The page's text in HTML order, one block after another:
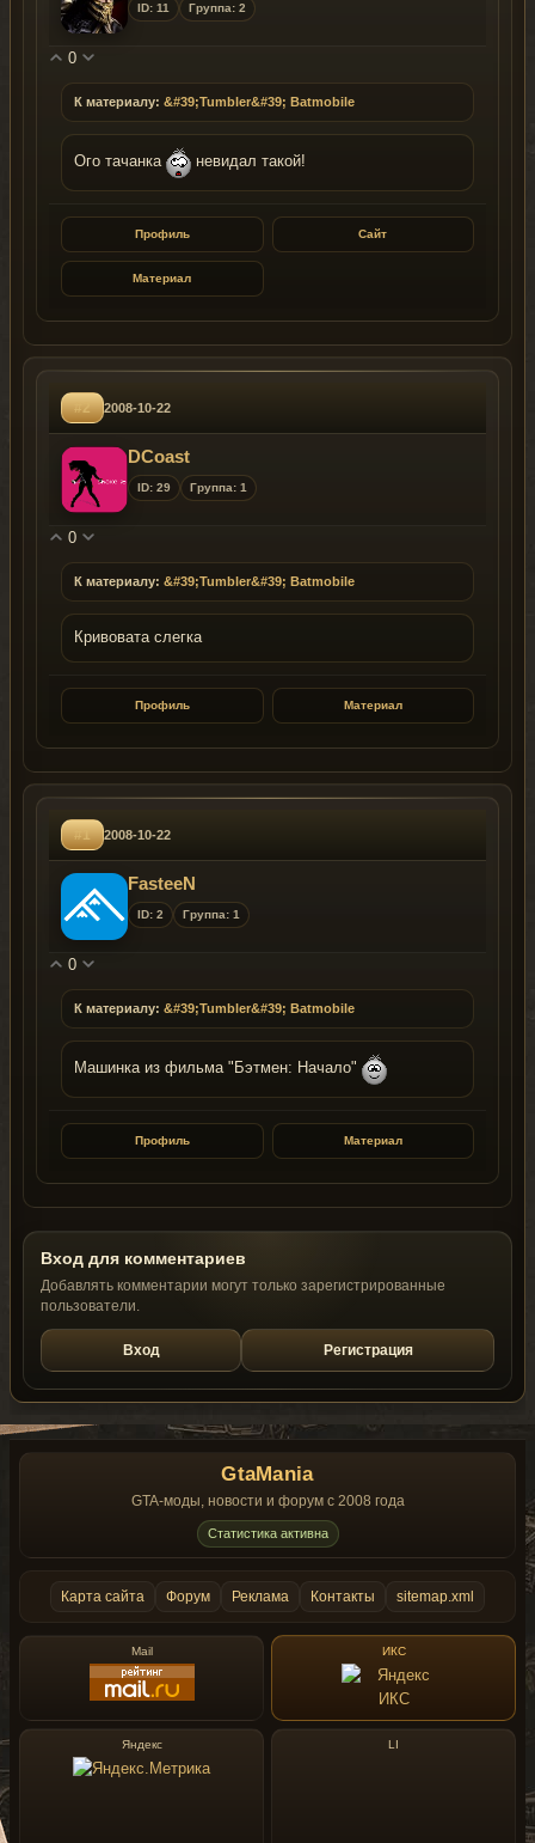
ID: 11 Группа: 2
0
К материалу: &#39;Tumbler&#39; Batmobile
Ого тачанка невидал такой!
Профиль Сайт
Материал
#2 2008-10-22
DCoast
ID: 29 Группа: 1
0
К материалу: &#39;Tumbler&#39; Batmobile
Кривовата слегка
Профиль Материал
#1 2008-10-22
FasteeN
ID: 2 Группа: 1
0
К материалу: &#39;Tumbler&#39; Batmobile
Машинка из фильма "Бэтмен: Начало"
Профиль Материал
Вход для комментариев
Добавлять комментарии могут только зарегистрированные
пользователи.
Вход Регистрация
GtaMania
GTA-моды, новости и форум с 2008 года
Статистика активна
Карта сайта Форум Реклама Контакты sitemap.xml
Mail ИКС
Яндекс LI